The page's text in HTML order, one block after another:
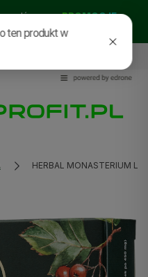
nasze:PROMOCJE
NOWOŚCI
HERBAL MONASTERIUM